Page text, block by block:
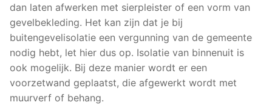
dan laten afwerken met sierpleister of een vorm van
gevelbekleding. Het kan zijn dat je bij
buitengevelisolatie een vergunning van de gemeente
nodig hebt, let hier dus op. Isolatie van binnenuit is
ook mogelijk. Bij deze manier wordt er een
voorzetwand geplaatst, die afgewerkt wordt met
muurverf of behang.